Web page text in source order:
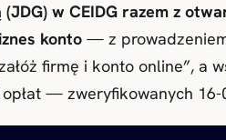
w CEIDG razem z
konto — z
firmę i konto online”, a
opłat — zweryfikowanych 16-